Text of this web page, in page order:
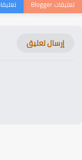
إرسال تعليق